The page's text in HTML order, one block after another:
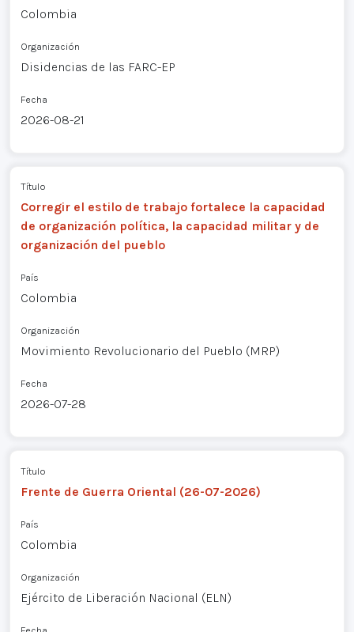
Colombia
Organización
Disidencias de las FARC-EP
Fecha
2026-08-21
Título
Corregir el estilo de trabajo fortalece la capacidad
de organización política, la capacidad militar y de
organización del pueblo
País
Colombia
Organización
Movimiento Revolucionario del Pueblo (MRP)
Fecha
2026-07-28
Título
Frente de Guerra Oriental (26-07-2026)
País
Colombia
Organización
Ejército de Liberación Nacional (ELN)